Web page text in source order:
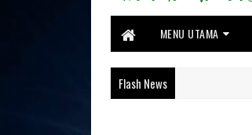
MENU UTAMA
Flash News